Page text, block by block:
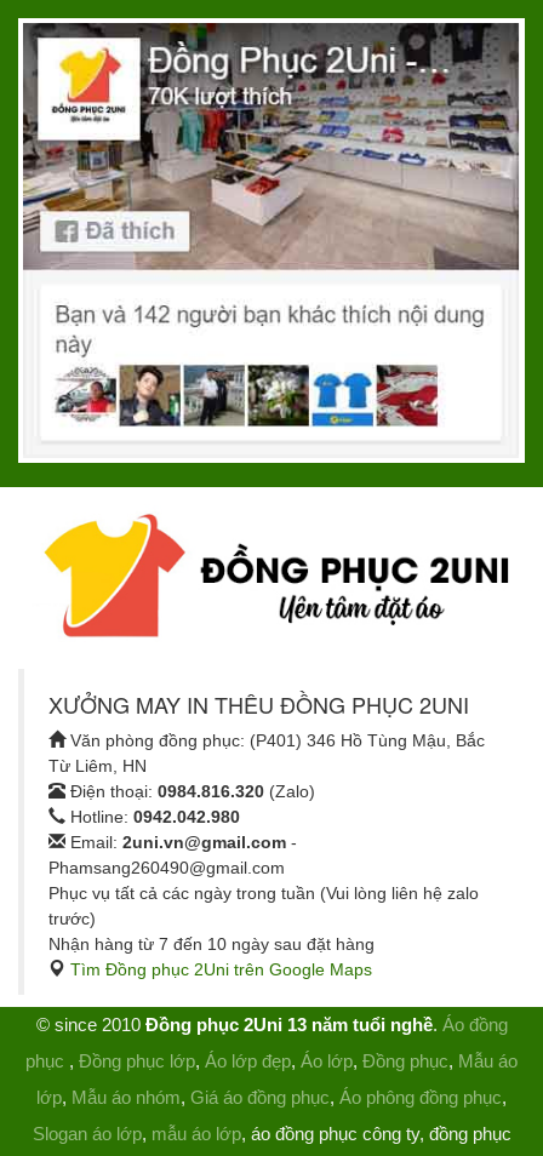
XƯỞNG MAY IN THÊU ĐỒNG PHỤC 2UNI
Văn phòng đồng phục: (P401) 346 Hồ Tùng Mậu, Bắc
Từ Liêm, HN
Điện thoại: 0984.816.320 (Zalo)
Hotline: 0942.042.980
Email: 2uni.vn@gmail.com -
Phamsang260490@gmail.com
Phục vụ tất cả các ngày trong tuần (Vui lòng liên hệ zalo
trước)
Nhận hàng từ 7 đến 10 ngày sau đặt hàng
Tìm Đồng phục 2Uni trên Google Maps
© since 2010 Đồng phục 2Uni 13 năm tuổi nghề. Áo đồng
phục , Đồng phục lớp, Áo lớp đẹp, Áo lớp, Đồng phục, Mẫu áo
lớp, Mẫu áo nhóm, Giá áo đồng phục, Áo phông đồng phục,
Slogan áo lớp, mẫu áo lớp, áo đồng phục công ty, đồng phục